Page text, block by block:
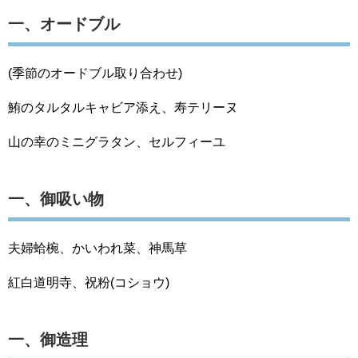
一、オードブル
(季節のオードブル取り合わせ)
鮪のタルタルキャビア添え、寿テリーヌ
山の幸のミニグラタン、セルフィーユ
一、御吸い物
夫婦蛤椀、かいわれ菜、神馬草
紅白道明寺、祝粉(コショウ)
一、御造理